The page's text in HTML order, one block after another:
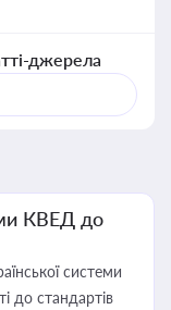
джерела
КВЕД до
системи
до стандартів